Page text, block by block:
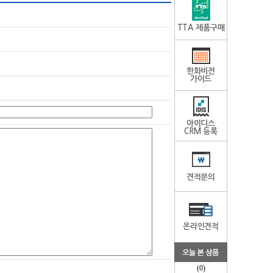
TTA 제품구매
한화비전
가이드
아이디스
CRM 등록
견적문의
온라인견적
(0)